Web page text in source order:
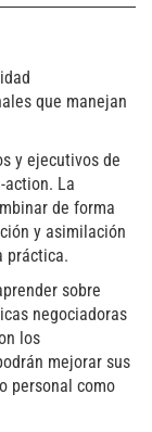
que manejan
y ejecutivos de
La
de forma
y asimilación
práctica.
sobre
negociadoras
los
mejorar sus
personal como